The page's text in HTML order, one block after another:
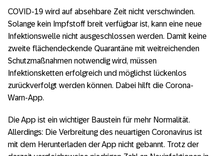
COVID-19 wird auf absehbare Zeit nicht verschwinden.
Solange kein Impfstoff breit verfügbar ist, kann eine neue
Infektionswelle nicht ausgeschlossen werden. Damit keine
zweite flächendeckende Quarantäne mit weitreichenden
Schutzmaßnahmen notwendig wird, müssen
Infektionsketten erfolgreich und möglichst lückenlos
zurückverfolgt werden können. Dabei hilft die Corona-
Warn-App.
Die App ist ein wichtiger Baustein für mehr Normalität.
Allerdings: Die Verbreitung des neuartigen Coronavirus ist
mit dem Herunterladen der App nicht gebannt. Trotz der